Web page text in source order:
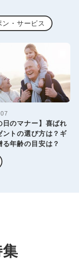
ン・サービス
日のマナー】喜ばれ
ントの選び方は？ギ
る年齢の目安は？